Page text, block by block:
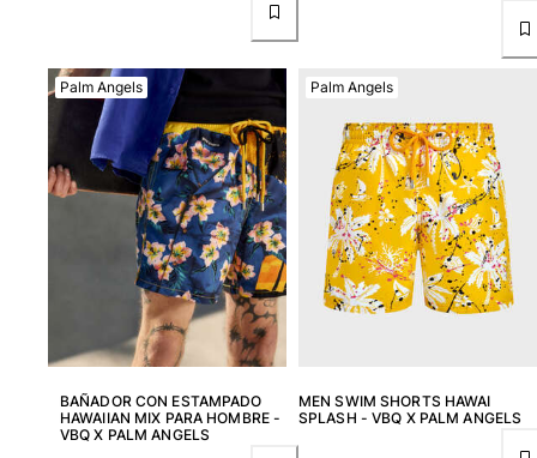
BAÑADOR CON ESTAMPADO
HAWAIIAN MIX PARA HOMBRE -
VBQ X PALM ANGELS
Palm Angels
MEN SWIM SHORTS HAWAI
SPLASH - VBQ X PALM ANGELS
Palm Angels